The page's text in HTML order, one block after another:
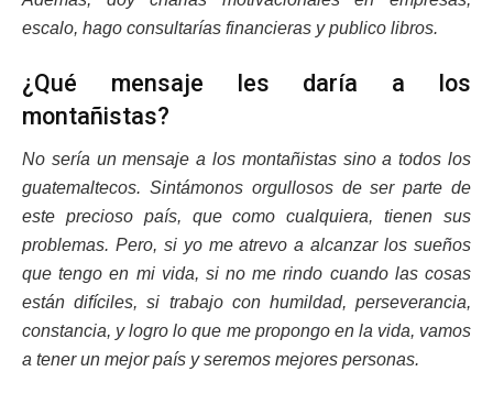
escalo, hago consultarías financieras y publico libros.
¿Qué mensaje les daría a los
montañistas?
No sería un mensaje a los montañistas sino a todos los
guatemaltecos. Sintámonos orgullosos de ser parte de
este precioso país, que como cualquiera, tienen sus
problemas. Pero, si yo me atrevo a alcanzar los sueños
que tengo en mi vida, si no me rindo cuando las cosas
están difíciles, si trabajo con humildad, perseverancia,
constancia, y logro lo que me propongo en la vida, vamos
a tener un mejor país y seremos mejores personas.